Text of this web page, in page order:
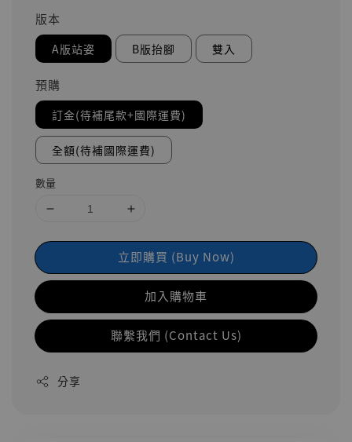
版本
A版站姿 B版抬腳 雙入
預購
訂金(待補尾款+國際運費)
全額(待補國際運費)
數量
立即購買 (Buy Now)
加入購物車
聯繫我們 (Contact Us)
分享